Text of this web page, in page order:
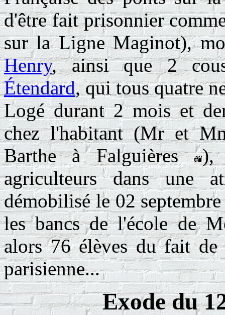
d'être fait prisonnier
sur la Ligne Maginot),
Henry, ainsi que 2
Étendard, qui tous quatre
Logé durant 2 mois et
chez l'habitant (Mr et
Barthe à Falguières ),
agriculteurs dans une
démobilisé le 02
les bancs de l'école de
alors 76 élèves du fait
parisienne...
Exode du